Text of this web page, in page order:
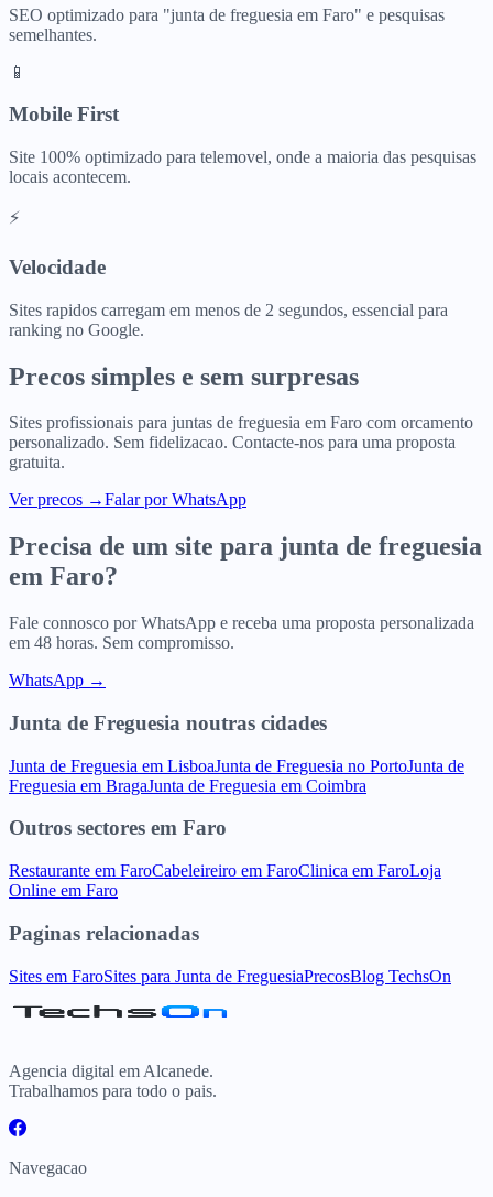
SEO optimizado para "junta de freguesia em Faro" e pesquisas
semelhantes.
📱
Mobile First
Site 100% optimizado para telemovel, onde a maioria das pesquisas
locais acontecem.
⚡
Velocidade
Sites rapidos carregam em menos de 2 segundos, essencial para
ranking no Google.
Precos simples e sem surpresas
Sites profissionais para juntas de freguesia em Faro com orcamento
personalizado. Sem fidelizacao. Contacte-nos para uma proposta
gratuita.
Ver precos →Falar por WhatsApp
Precisa de um site para junta de freguesia
em Faro?
Fale connosco por WhatsApp e receba uma proposta personalizada
em 48 horas. Sem compromisso.
WhatsApp →
Junta de Freguesia noutras cidades
Junta de Freguesia em LisboaJunta de Freguesia no PortoJunta de
Freguesia em BragaJunta de Freguesia em Coimbra
Outros sectores em Faro
Restaurante em FaroCabeleireiro em FaroClinica em FaroLoja
Online em Faro
Paginas relacionadas
Sites em FaroSites para Junta de FreguesiaPrecosBlog TechsOn
Agencia digital em Alcanede.
Trabalhamos para todo o pais.
Navegacao